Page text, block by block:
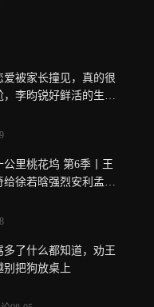
爱被家长撞见，真的很
，李昀锐好鲜活的生命
公里桃花坞 第6季丨王
给徐若晗强烈安利孟子
多了什么都知道，劝王
别把狗放桌上